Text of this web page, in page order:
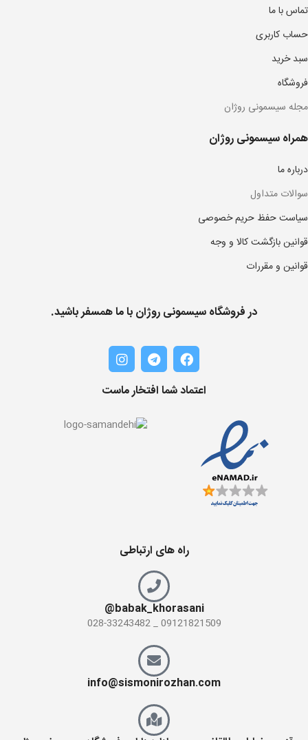
تماس با ما
حساب کاربری
سبد خرید
فروشگاه
مجله سیسمونی روژان
همراه سیسمونی روژان
درباره ما
سوالات متداول
سیاست حفظ حریم خصوصی
قوانین بازگشت کالا و وجه
قوانین و مقررات
در فروشگاه سیسمونی روژان با ما همسفر باشید.
اعتماد شما افتخار ماست
راه های ارتباطی
babak_khorasani@
09121821509 _ 028-33243482
info@sismonirozhan.com